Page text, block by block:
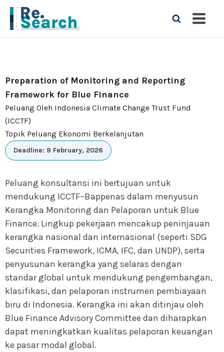
Preparation of Monitoring and Reporting
Framework for Blue Finance
Peluang Oleh Indonesia Climate Change Trust Fund
(ICCTF)
Topik Peluang Ekonomi Berkelanjutan
Deadline: 9 February, 2026
Peluang konsultansi ini bertujuan untuk
mendukung ICCTF–Bappenas dalam menyusun
Kerangka Monitoring dan Pelaporan untuk Blue
Finance. Lingkup pekerjaan mencakup peninjauan
kerangka nasional dan internasional (seperti SDG
Securities Framework, ICMA, IFC, dan UNDP), serta
penyusunan kerangka yang selaras dengan
standar global untuk mendukung pengembangan,
klasifikasi, dan pelaporan instrumen pembiayaan
biru di Indonesia. Kerangka ini akan ditinjau oleh
Blue Finance Advisory Committee dan diharapkan
dapat meningkatkan kualitas pelaporan keuangan
ke pasar modal global.